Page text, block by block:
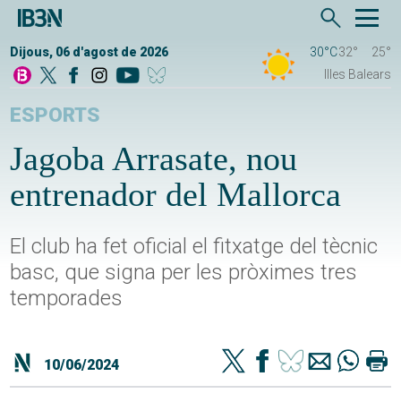
Dijous, 06 d'agost de 2026 30°C32°
25°
Illes Balears
ESPORTS
Jagoba Arrasate, nou
entrenador del Mallorca
El club ha fet oficial el fitxatge del tècnic
basc, que signa per les pròximes tres
temporades
10/06/2024